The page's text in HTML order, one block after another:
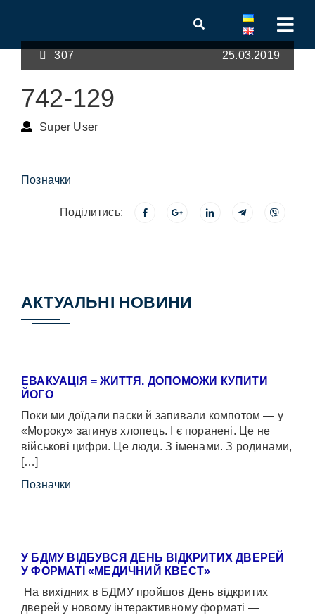
307 25.03.2019
742-129
Super User
Позначки
Поділитись:
АКТУАЛЬНІ НОВИНИ
ЕВАКУАЦІЯ = ЖИТТЯ. ДОПОМОЖИ КУПИТИ
ЙОГО
Поки ми доїдали паски й запивали компотом — у
«Мороку» загинув хлопець. І є поранені. Це не
військові цифри. Це люди. З іменами. З родинами,
[…]
Позначки
У БДМУ ВІДБУВСЯ ДЕНЬ ВІДКРИТИХ ДВЕРЕЙ
У ФОРМАТІ «МЕДИЧНИЙ КВЕСТ»
На вихідних в БДМУ пройшов День відкритих
дверей у новому інтерактивному форматі —